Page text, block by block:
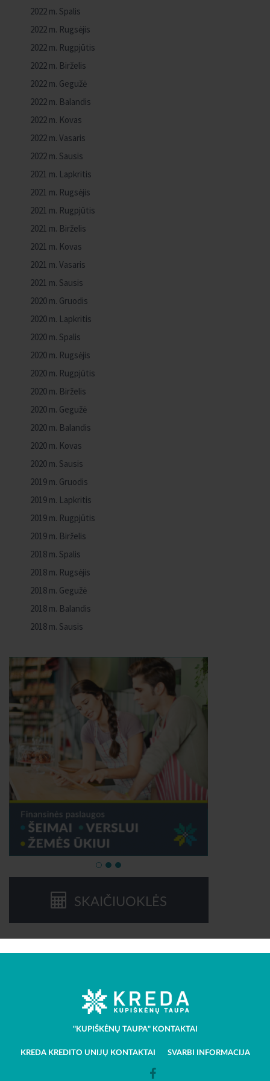
2022 m. Spalis
2022 m. Rugsėjis
2022 m. Rugpjūtis
2022 m. Birželis
2022 m. Gegužė
2022 m. Balandis
2022 m. Kovas
2022 m. Vasaris
2022 m. Sausis
2021 m. Lapkritis
2021 m. Rugsėjis
2021 m. Rugpjūtis
2021 m. Birželis
2021 m. Kovas
2021 m. Vasaris
2021 m. Sausis
2020 m. Gruodis
2020 m. Lapkritis
2020 m. Spalis
2020 m. Rugsėjis
2020 m. Rugpjūtis
2020 m. Birželis
2020 m. Gegužė
2020 m. Balandis
2020 m. Kovas
2020 m. Sausis
2019 m. Gruodis
2019 m. Lapkritis
2019 m. Rugpjūtis
2019 m. Birželis
2018 m. Spalis
2018 m. Rugsėjis
2018 m. Gegužė
2018 m. Balandis
2018 m. Sausis
SKAIČIUOKLĖS
"KUPIŠKĖNŲ TAUPA" KONTAKTAI
KREDA KREDITO UNIJŲ KONTAKTAI SVARBI INFORMACIJA